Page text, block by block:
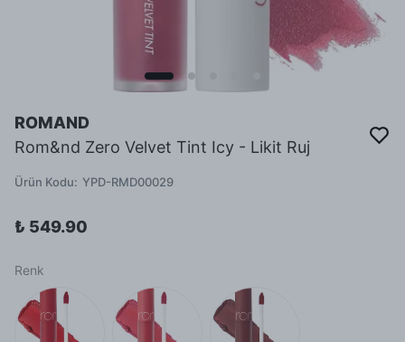
ROMAND
Rom&nd Zero Velvet Tint Icy - Likit Ruj
Ürün Kodu: YPD-RMD00029
₺ 549.90
Renk